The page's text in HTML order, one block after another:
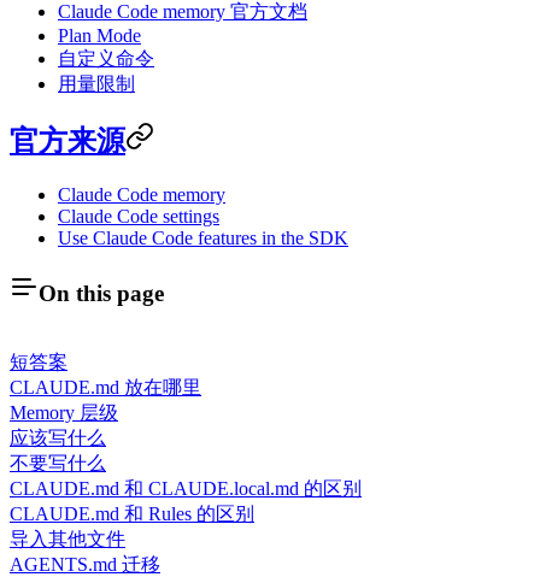
Claude Code memory 官方文档
Plan Mode
自定义命令
用量限制
官方来源
Claude Code memory
Claude Code settings
Use Claude Code features in the SDK
On this page
短答案
CLAUDE.md 放在哪里
Memory 层级
应该写什么
不要写什么
CLAUDE.md 和 CLAUDE.local.md 的区别
CLAUDE.md 和 Rules 的区别
导入其他文件
AGENTS.md 迁移